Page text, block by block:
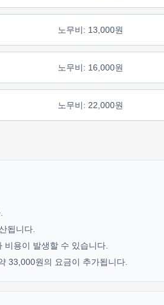
노무비: 13,000원
노무비: 16,000원
노무비: 22,000원
됩니다.
용이 발생할 수 있습니다.
33,000원의 요금이 추가됩니다.